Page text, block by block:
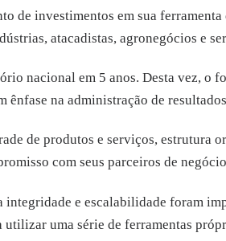
investimentos em sua
atacadistas, agronegócios e
nacional em 5 anos. Desta vez, o
na administração de
de produtos e serviços, estrutura
com seus parceiros de
e escalabilidade foram
uma série de ferramentas